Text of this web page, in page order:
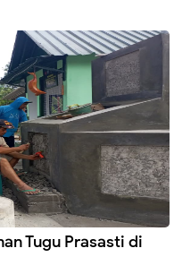
Tugu Prasasti di